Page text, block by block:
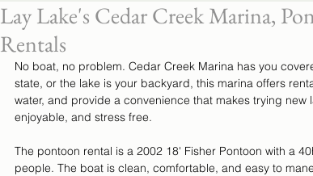
Lay Lake's Cedar Creek Marina,
Rentals
No boat, no problem. Cedar Creek Marina has you
state, or the lake is your backyard, this marina offers
water, and provide a convenience that makes trying new
enjoyable, and stress free.
The pontoon rental is a 2002 18' Fisher Pontoon with a
people. The boat is clean, comfortable, and easy to